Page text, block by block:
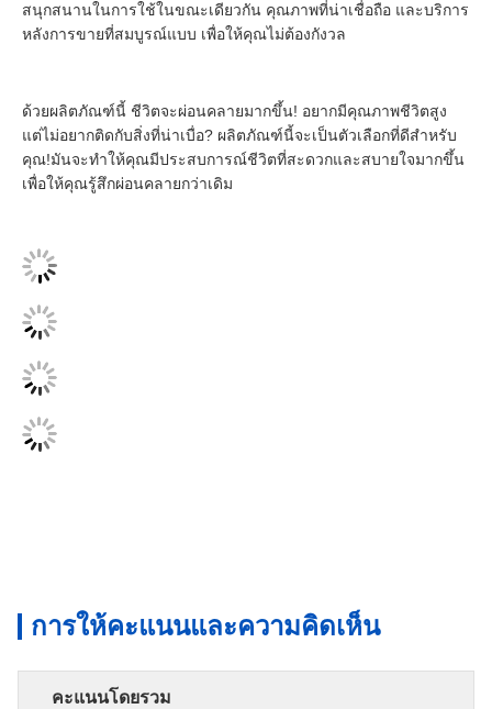
สนุกสนานในการใช้ในขณะเดียวกัน คุณภาพที่น่าเชื่อถือ และบริการ
หลังการขายที่สมบูรณ์แบบ เพื่อให้คุณไม่ต้องกังวล
ด้วยผลิตภัณฑ์นี้ ชีวิตจะผ่อนคลายมากขึ้น! อยากมีคุณภาพชีวิตสูง
แต่ไม่อยากติดกับสิ่งที่น่าเบื่อ? ผลิตภัณฑ์นี้จะเป็นตัวเลือกที่ดีสําหรับ
คุณ!มันจะทําให้คุณมีประสบการณ์ชีวิตที่สะดวกและสบายใจมากขึ้น
เพื่อให้คุณรู้สึกผ่อนคลายกว่าเดิม
การให้คะแนนและความคิดเห็น
คะแนนโดยรวม